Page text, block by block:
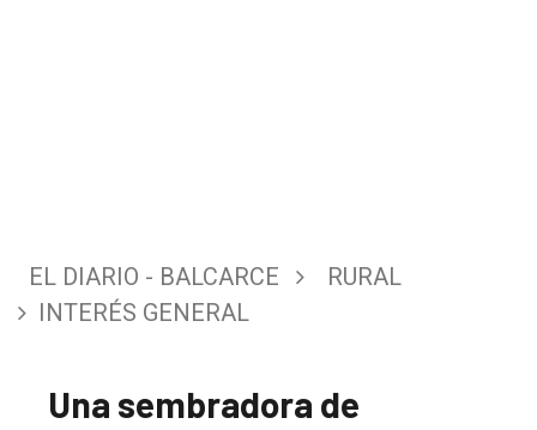
EL DIARIO - BALCARCE
RURAL
INTERÉS GENERAL
Una sembradora de